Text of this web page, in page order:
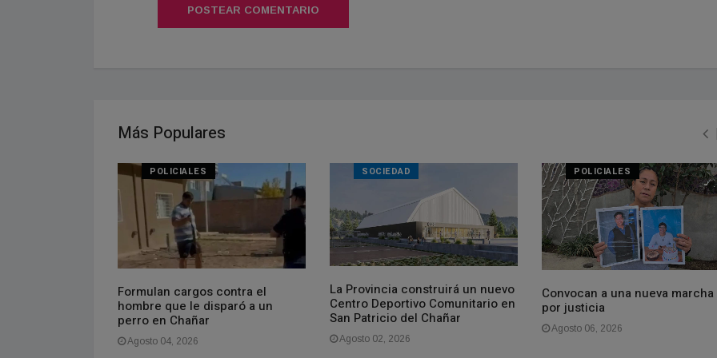
POSTEAR COMENTARIO
Más Populares
POLICIALES
Formulan cargos contra el
hombre que le disparó a un
perro en Chañar
Agosto 04, 2026
SOCIEDAD
La Provincia construirá un nuevo
Centro Deportivo Comunitario en
San Patricio del Chañar
Agosto 02, 2026
POLICIALES
Convocan a una nueva marcha
por justicia
Agosto 06, 2026